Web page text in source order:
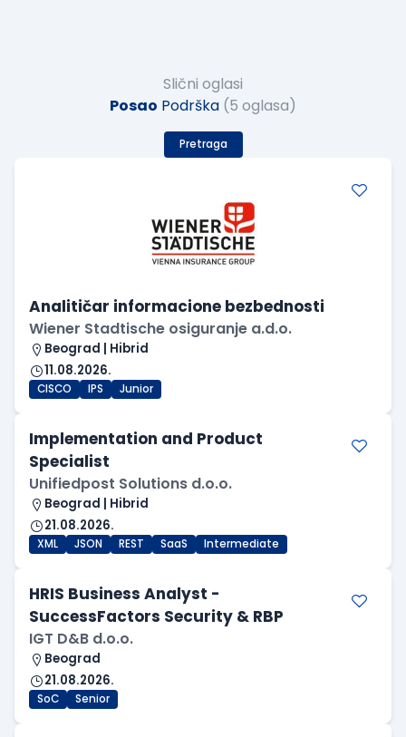
Slični oglasi
Posao Podrška (5 oglasa)
Pretraga
Analitičar informacione bezbednosti
Wiener Stadtische osiguranje a.d.o.
Beograd | Hibrid
11.08.2026.
CISCO IPS Junior
Implementation and Product
Specialist
Unifiedpost Solutions d.o.o.
Beograd | Hibrid
21.08.2026.
XML JSON REST SaaS Intermediate
HRIS Business Analyst -
SuccessFactors Security & RBP
IGT D&B d.o.o.
Beograd
21.08.2026.
SoC Senior